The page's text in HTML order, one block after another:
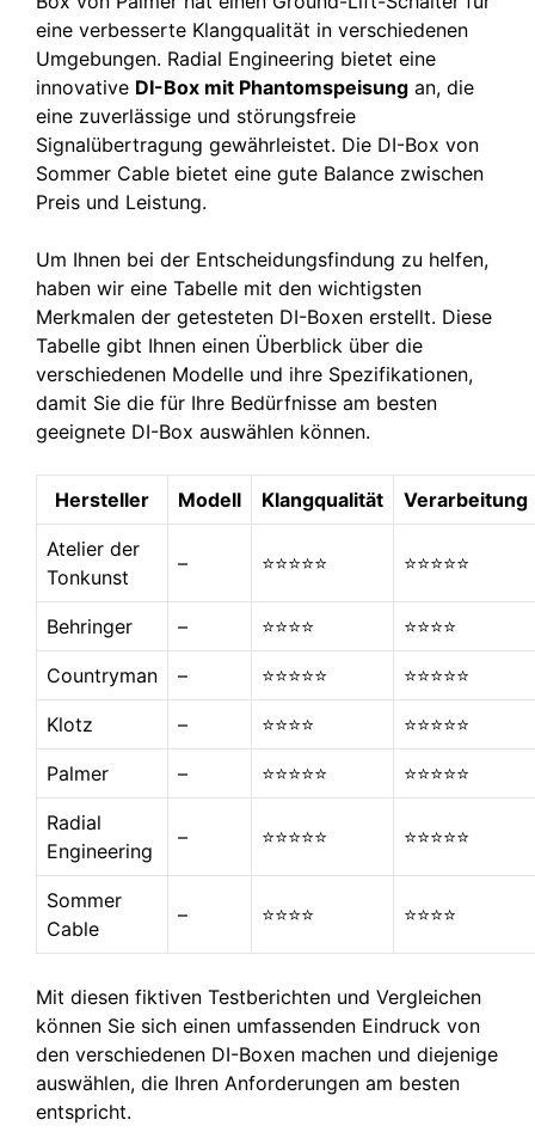
eine verbesserte Klangqualität in verschiedenen
Umgebungen. Radial Engineering bietet eine
innovative DI-Box mit Phantomspeisung an, die
eine zuverlässige und störungsfreie
Signalübertragung gewährleistet. Die DI-Box von
Sommer Cable bietet eine gute Balance zwischen
Preis und Leistung.
Um Ihnen bei der Entscheidungsfindung zu helfen,
haben wir eine Tabelle mit den wichtigsten
Merkmalen der getesteten DI-Boxen erstellt. Diese
Tabelle gibt Ihnen einen Überblick über die
verschiedenen Modelle und ihre Spezifikationen,
damit Sie die für Ihre Bedürfnisse am besten
geeignete DI-Box auswählen können.
Hersteller Modell Klangqualität Verarbeitung
Atelier der
Tonkunst
– ⭐⭐⭐⭐⭐ ⭐⭐⭐⭐⭐
Behringer – ⭐⭐⭐⭐ ⭐⭐⭐⭐
Countryman – ⭐⭐⭐⭐⭐ ⭐⭐⭐⭐⭐
Klotz – ⭐⭐⭐⭐ ⭐⭐⭐⭐⭐
Palmer – ⭐⭐⭐⭐⭐ ⭐⭐⭐⭐⭐
Radial
Engineering
– ⭐⭐⭐⭐⭐ ⭐⭐⭐⭐⭐
Sommer
Cable
– ⭐⭐⭐⭐ ⭐⭐⭐⭐
Mit diesen fiktiven Testberichten und Vergleichen
können Sie sich einen umfassenden Eindruck von
den verschiedenen DI-Boxen machen und diejenige
auswählen, die Ihren Anforderungen am besten
entspricht.